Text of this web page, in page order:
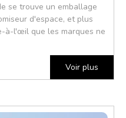
se trouve un emballage
d'espace, et plus
à-l'œil que les marques ne
Voir plus